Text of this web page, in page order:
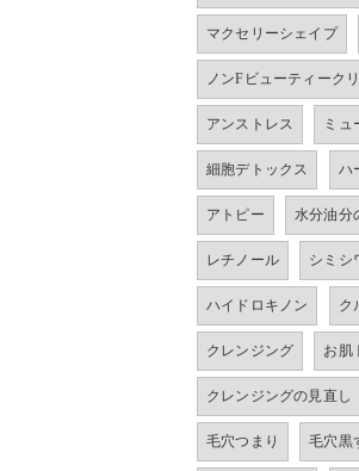
マクセリーシェイプ
ノンFビューティーク
アンストレス ミュ
細胞デトックス ハ
アトピー 水分油分
レチノール シミシ
ハイドロキノン ク
クレンジング お肌
クレンジングの見直し
毛穴つまり 毛穴黒